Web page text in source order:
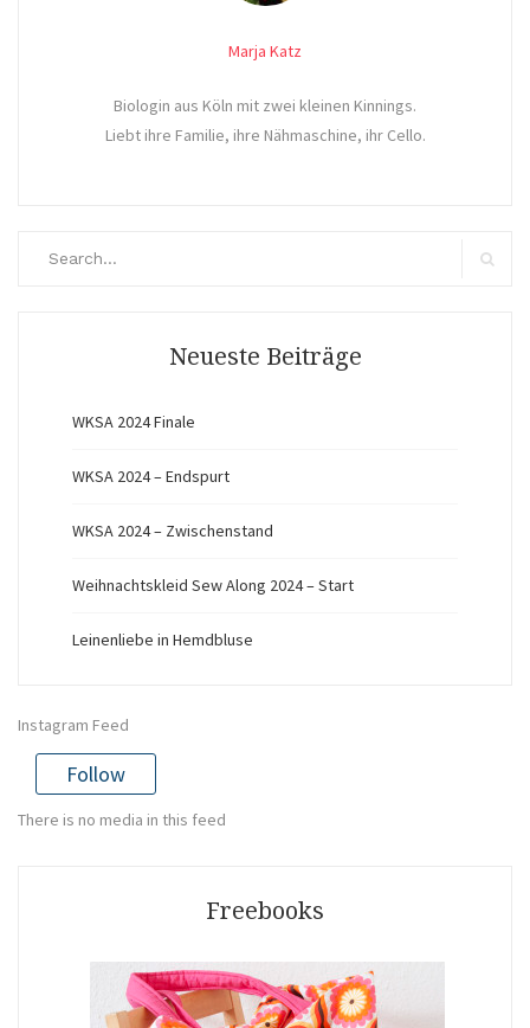
Marja Katz
Biologin aus Köln mit zwei kleinen Kinnings.
Liebt ihre Familie, ihre Nähmaschine, ihr Cello.
Neueste Beiträge
WKSA 2024 Finale
WKSA 2024 – Endspurt
WKSA 2024 – Zwischenstand
Weihnachtskleid Sew Along 2024 – Start
Leinenliebe in Hemdbluse
Instagram Feed
Follow
There is no media in this feed
Freebooks